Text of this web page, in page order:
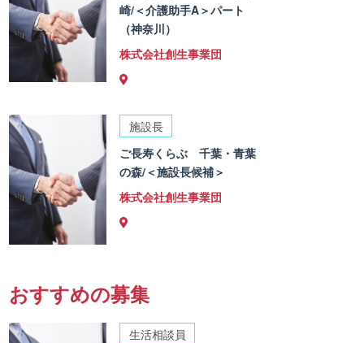
崎/＜介護助手A＞パート
（神奈川）
株式会社創生事業団
施設長
ご長寿くらぶ 千葉・青葉
の森/＜施設長候補＞
株式会社創生事業団
おすすめの募集
生活相談員